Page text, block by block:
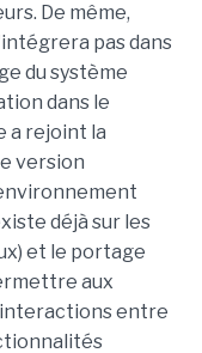
De même,
pas dans
du système
dans le
a rejoint la
version
déjà sur les
et le portage
aux
entre